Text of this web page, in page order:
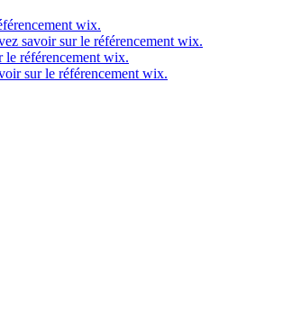
wix.
savoir sur le référencement wix.
le référencement wix.
sur le référencement wix.